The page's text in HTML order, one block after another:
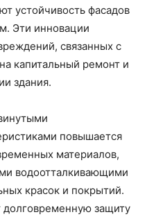
устойчивость фасадов
Эти инновации
связанных с
капитальный ремонт и
здания.
повышается
материалов,
водоотталкивающими
красок и покрытий.
защиту